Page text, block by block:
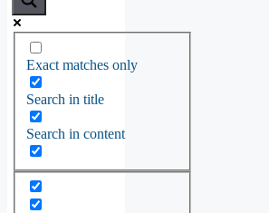
Exact matches only
Search in title
Search in content